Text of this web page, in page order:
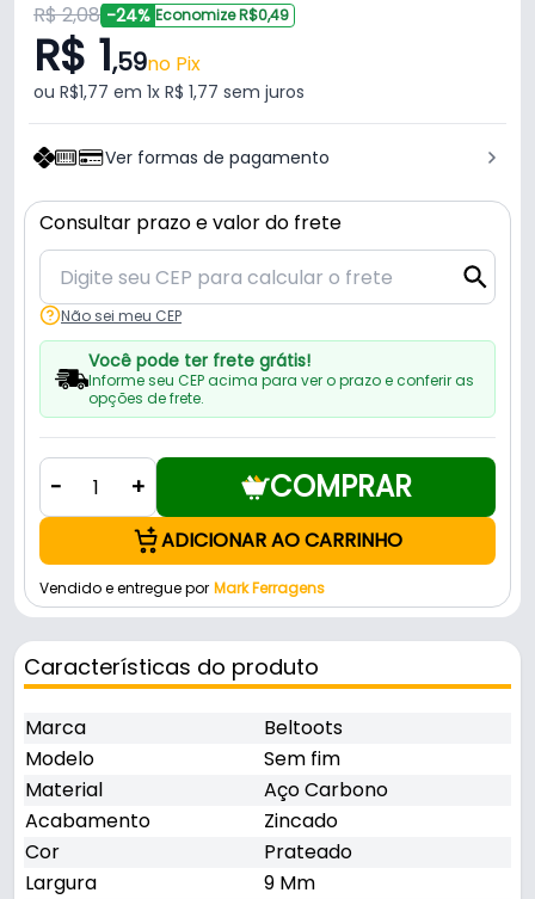
R$ 2,08 -24% Economize R$0,49
R$ 1,59no Pix
ou R$1,77 em 1x R$ 1,77 sem juros
Ver formas de pagamento
Consultar prazo e valor do frete
Não sei meu CEP
Você pode ter frete grátis!
Informe seu CEP acima para ver o prazo e conferir as
opções de frete.
- + COMPRAR
ADICIONAR AO CARRINHO
Vendido e entregue por Mark Ferragens
Características do produto
Marca
Beltoots
Modelo
Sem fim
Material
Aço Carbono
Acabamento
Zincado
Cor
Prateado
Largura
9 Mm